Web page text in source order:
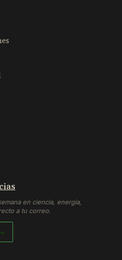
en ciencia, energía,
a tu correo.